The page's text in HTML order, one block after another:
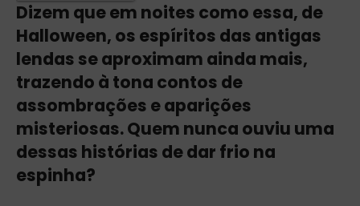
Dizem que em noites como essa, de
Halloween, os espíritos das antigas
lendas se aproximam ainda mais,
trazendo à tona contos de
assombrações e aparições
misteriosas. Quem nunca ouviu uma
dessas histórias de dar frio na
espinha?